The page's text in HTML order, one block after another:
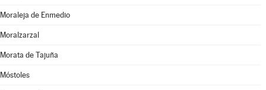
Moraleja de Enmedio
Moralzarzal
Morata de Tajuña
Móstoles